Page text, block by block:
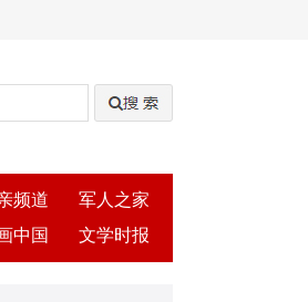
频道
军人之家
中国 文学时报